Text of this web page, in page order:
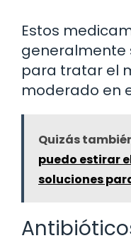
Estos
generalmente
para tratar el
moderado en
Quizás
puedo estirar
soluciones